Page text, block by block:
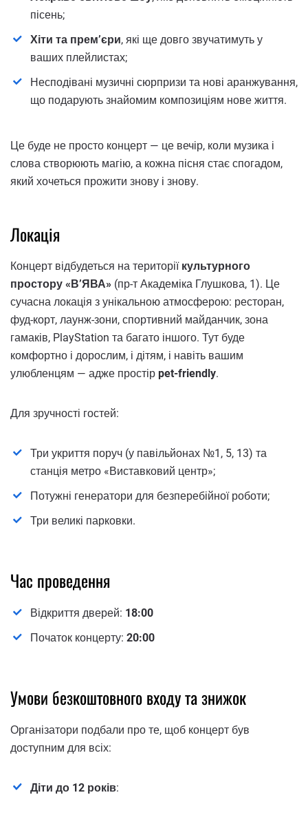
пісень;
Хіти та прем’єри, які ще довго звучатимуть у
ваших плейлистах;
Несподівані музичні сюрпризи та нові аранжування,
що подарують знайомим композиціям нове життя.
Це буде не просто концерт — це вечір, коли музика і
слова створюють магію, а кожна пісня стає спогадом,
який хочеться прожити знову і знову.
Локація
Концерт відбудеться на території культурного
простору «В’ЯВА» (пр-т Академіка Глушкова, 1). Це
сучасна локація з унікальною атмосферою: ресторан,
фуд-корт, лаунж-зони, спортивний майданчик, зона
гамаків, PlayStation та багато іншого. Тут буде
комфортно і дорослим, і дітям, і навіть вашим
улюбленцям — адже простір pet-friendly.
Для зручності гостей:
Три укриття поруч (у павільйонах №1, 5, 13) та
станція метро «Виставковий центр»;
Потужні генератори для безперебійної роботи;
Три великі парковки.
Час проведення
Відкриття дверей: 18:00
Початок концерту: 20:00
Умови безкоштовного входу та знижок
Організатори подбали про те, щоб концерт був
доступним для всіх:
Діти до 12 років: